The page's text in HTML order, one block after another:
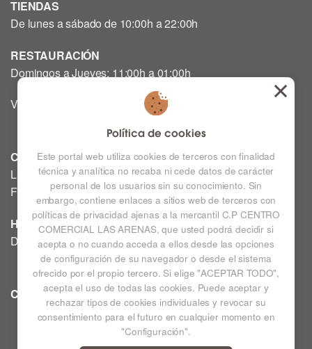
TIENDAS
De lunes a sábado de 10:00h a 22:00h
RESTAURACIÓN
Domingos a Jueves: 11:00h a 01:00h
Viernes y Sábado: 12:00h a 03:00h
CINE
Lunes a Domingo: Consultar horarios en la Cartelera
Festivos a consultar *
HIPERMERCADO
De lunes a sábado de 09:00h a 22:00h
CC LAS ARENAS Ampliar mapa
Política de cookies
Este portal web utiliza cookies de terceros con finalidad
técnica y analítica no recaba ni cede datos de carácter
personal de los usuarios sin su conocimiento. Sin
embargo, contiene enlaces a sitios web de terceros con
políticas de privacidad ajenas a la mercantil C.P CENTRO
COMERCIAL LAS ARENAS, que usted podrá decidir si
acepta o no cuando acceda a ellos desde las opciones
de configuración de su navegador o desde el sistema
ofrecido por el propio tercero. Si elige "ACEPTAR TODO",
acepta el uso de todas las cookies. Puede aceptar y
rechazar tipos de cookies individuales y revocar su
consentimiento para el futuro en cualquier momento en
"Configuración".